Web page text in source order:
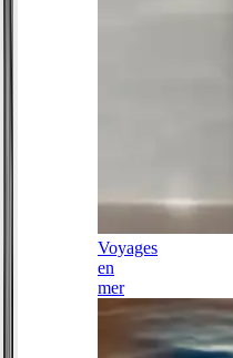
Voyages
en
mer